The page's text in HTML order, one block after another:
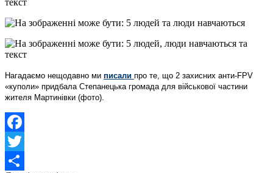
Нагадаємо нещодавно ми писали про те, що 2 захисних анти-FPV
«куполи» придбала Степанецька громада для військової частини
жителя Мартинівки (фото).
Facebook
Twitter